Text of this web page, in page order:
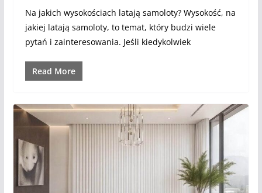
Na jakich wysokościach latają samoloty? Wysokość, na
jakiej latają samoloty, to temat, który budzi wiele
pytań i zainteresowania. Jeśli kiedykolwiek
Read More